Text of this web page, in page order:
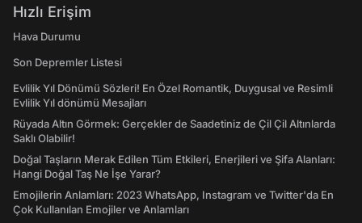
Hızlı Erişim
Hava Durumu
Son Depremler Listesi
Evlilik Yıl Dönümü Sözleri! En Özel Romantik, Duygusal ve Resimli
Evlilik Yıl dönümü Mesajları
Rüyada Altın Görmek: Gerçekler de Saadetiniz de Çil Çil Altınlarda
Saklı Olabilir!
Doğal Taşların Merak Edilen Tüm Etkileri, Enerjileri ve Şifa Alanları:
Hangi Doğal Taş Ne İşe Yarar?
Emojilerin Anlamları: 2023 WhatsApp, Instagram ve Twitter'da En
Çok Kullanılan Emojiler ve Anlamları